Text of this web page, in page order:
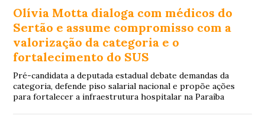
Olívia Motta dialoga com médicos do
Sertão e assume compromisso com a
valorização da categoria e o
fortalecimento do SUS
Pré-candidata a deputada estadual debate demandas da
categoria, defende piso salarial nacional e propõe ações
para fortalecer a infraestrutura hospitalar na Paraíba